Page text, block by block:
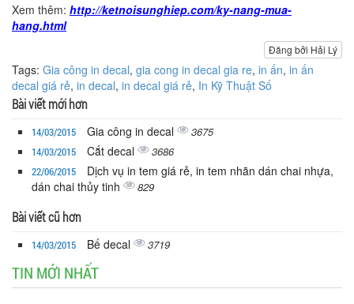
Xem thêm: http://ketnoisunghiep.com/ky-nang-mua-
hang.html
Đăng bởi Hải Lý
Tags: Gia công in decal, gia cong in decal gia re, in ấn, in ấn
decal giá rẻ, in decal, in decal giá rẻ, In Kỹ Thuật Số
Bài viết mới hơn
14/03/2015 Gia công in decal 3675
14/03/2015 Cắt decal 3686
22/06/2015
Dịch vụ in tem giá rẻ, in tem nhãn dán chai nhựa,
dán chai thủy tinh
829
Bài viết cũ hơn
14/03/2015 Bế decal 3719
TIN MỚI NHẤT